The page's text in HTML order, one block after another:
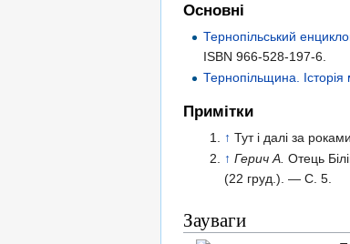
Основні
Тернопільський
ISBN 966-528-197-6
Тернопільщина. Історія
Примітки
↑ Тут і далі за
↑ Герич А. Отець
(22 груд.). — С. 5.
Зауваги